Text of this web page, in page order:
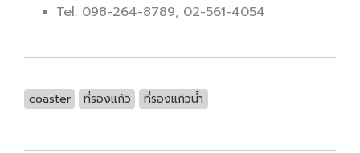
Tel: 098-264-8789, 02-561-4054
coaster ที่รองแก้ว ที่รองแก้วน้ำ